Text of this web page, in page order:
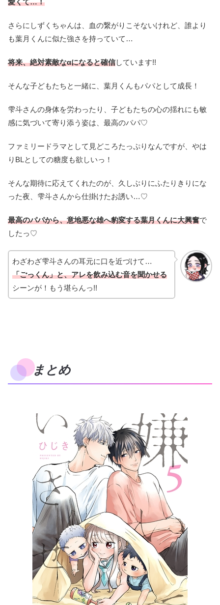
さらにしずくちゃんは、血の繋がりこそないけれど、誰より
も葉月くんに似た強さを持っていて…
将来、絶対素敵なαになると確信しています!!
そんな子どもたちと一緒に、葉月くんもパパとして成長！
雫斗さんの身体を労わったり、子どもたちの心の揺れにも敏
感に気づいて寄り添う姿は、最高のパパ♡
ファミリードラマとして見どころたっぷりなんですが、やは
りBLとしての糖度も欲しいっ！
そんな期待に応えてくれたのが、久しぶりにふたりきりにな
った夜、雫斗さんから仕掛けたお誘い…♡
最高のパパから、意地悪な雄へ豹変する葉月くんに大興奮で
したっ♡
わざわざ雫斗さんの耳元に口を近づけて…
「ごっくん」と、アレを飲み込む音を聞かせる
シーンが！もう堪らんっ!!
まとめ